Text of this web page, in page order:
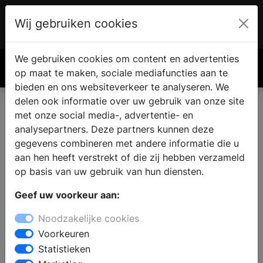
€ 0.00
Wij gebruiken cookies
We gebruiken cookies om content en advertenties
op maat te maken, sociale mediafuncties aan te
bieden en ons websiteverkeer te analyseren. We
delen ook informatie over uw gebruik van onze site
met onze social media-, advertentie- en
analysepartners. Deze partners kunnen deze
gegevens combineren met andere informatie die u
aan hen heeft verstrekt of die zij hebben verzameld
op basis van uw gebruik van hun diensten.
Geef uw voorkeur aan:
Noodzakelijke cookies
Voorkeuren
Statistieken